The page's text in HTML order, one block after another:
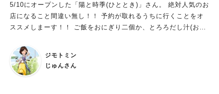
りこんであるそうです。 それでこんなに香ばしいんだ！と感動
の一品でした。 ショートケーキ 660円 チャイ 600円 ス
イーツはランチとは別会計で、ドリンクとセットで100円引きし
ケーキはガトーショコラ、チーズケーキなどもありましたよ♪ 店
主さんが気さくでお話がとても楽しくおしゃべりして、 ゆった
りした気分が味わえました。 「宇－のき－」の由来は、軒下で
5/10にオープンした「陽と時季(ひととき)」さん。 絶対人気のお
店になること間違い無し！！ 予約が取れるうちに行くことをオ
ススメしまーす！！ ご飯をおにぎり二個か、とろろだし汁(おに
お惣菜がのったプレートと、豆乳の豚汁が頂けるランチのお店で
す。
ジモトミン
じゅんさん